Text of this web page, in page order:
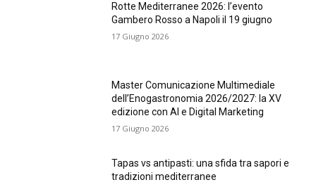
Rotte Mediterranee 2026: l’evento
Gambero Rosso a Napoli il 19 giugno
17 Giugno 2026
Master Comunicazione Multimediale
dell’Enogastronomia 2026/2027: la XV
edizione con AI e Digital Marketing
17 Giugno 2026
Tapas vs antipasti: una sfida tra sapori e
tradizioni mediterranee